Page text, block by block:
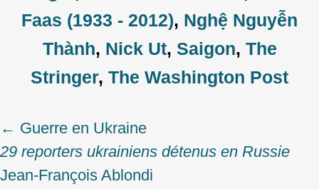
Faas (1933 - 2012), Nghệ Nguyễn
Thành, Nick Ut, Saigon, The
Stringer, The Washington Post
Post
navigation
← Guerre en Ukraine
29 reporters ukrainiens détenus en Russie
Jean‑François Ablondi